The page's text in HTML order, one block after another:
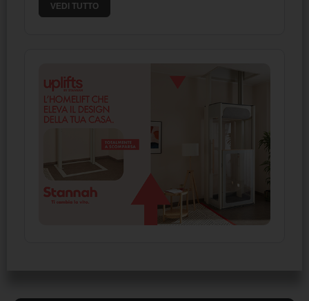
VEDI TUTTO